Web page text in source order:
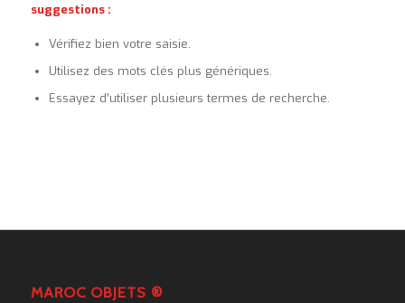
suggestions :
Vérifiez bien votre saisie.
Utilisez des mots clés plus génériques.
Essayez d’utiliser plusieurs termes de recherche.
MAROC OBJETS ®